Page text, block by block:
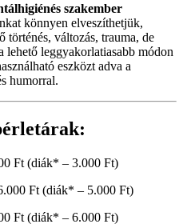
szakember
könnyen elveszíthetjük,
történés, változás, trauma, de
lehető leggyakorlatiasabb módon
eszközt adva a
humorral.
Ft (diák* – 3.000 Ft)
Ft (diák* – 5.000 Ft)
Ft (diák* – 6.000 Ft)